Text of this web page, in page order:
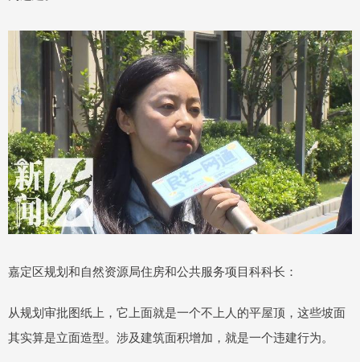
嘉定区规划和自然资源局住房和公共服务项目科科长：
从规划审批图纸上，它上面就是一个不上人的平屋顶，这些坡面
其实算是立面造型。涉及建筑面积增加，就是一个违建行为。